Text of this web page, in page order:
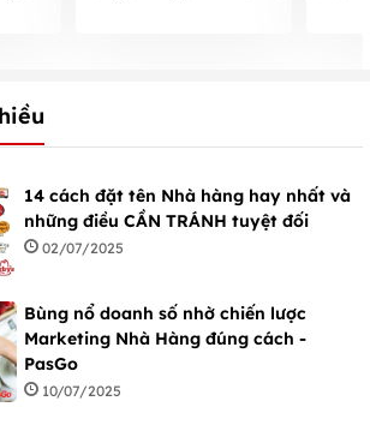
14 cách đặt tên Nhà hàng hay nhất và
những điều CẦN TRÁNH tuyệt đối
02/07/2025
Bùng nổ doanh số nhờ chiến lược
Marketing Nhà Hàng đúng cách -
PasGo
10/07/2025